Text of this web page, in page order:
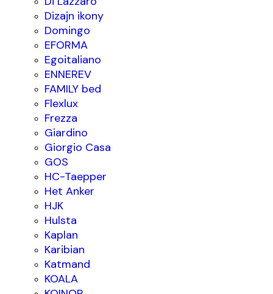
Dizajn ikony
Domingo
EFORMA
Egoitaliano
ENNEREV
FAMILY bed
Flexlux
Frezza
Giardino
Giorgio Casa
GOS
HC-Taepper
Het Anker
HJK
Hulsta
Kaplan
Karibian
Katmand
KOALA